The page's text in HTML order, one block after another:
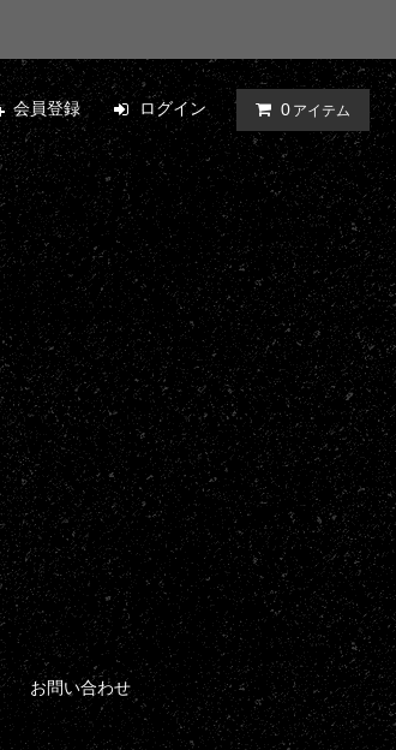
会員登録 ログイン 0 アイテム
お問い合わせ